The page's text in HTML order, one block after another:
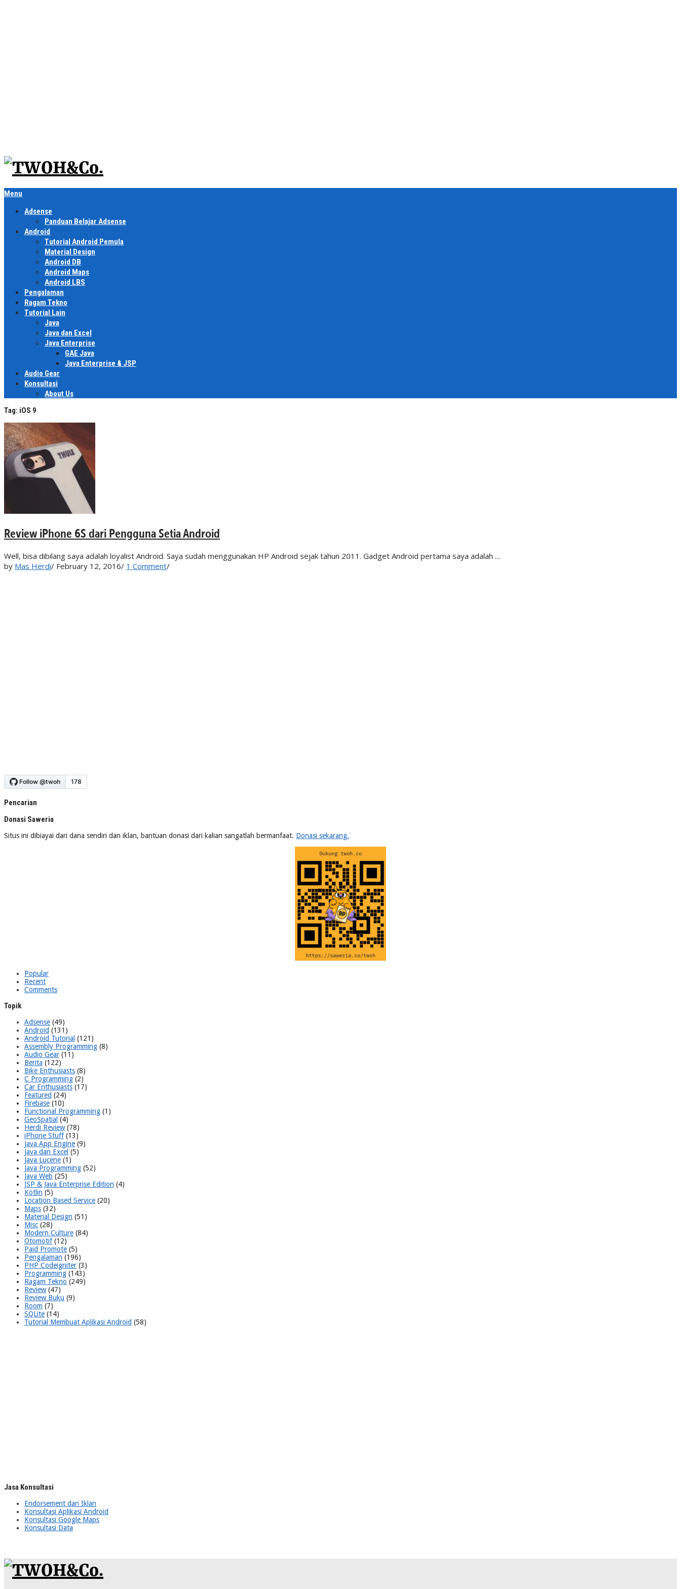
Menu
Adsense
Panduan Belajar Adsense
Android
Tutorial Android Pemula
Material Design
Android DB
Android Maps
Android LBS
Pengalaman
Ragam Tekno
Tutorial Lain
Java
Java dan Excel
Java Enterprise
GAE Java
Java Enterprise & JSP
Audio Gear
Konsultasi
About Us
Tag: iOS 9
Review iPhone 6S dari Pengguna Setia Android
Well, bisa dibilang saya adalah loyalist Android. Saya sudah menggunakan HP Android sejak tahun 2011. Gadget Android pertama saya adalah …
by Mas Herdi/ February 12, 2016/ 1 Comment/
Pencarian
Donasi Saweria
Situs ini dibiayai dari dana sendiri dan iklan, bantuan donasi dari kalian sangatlah bermanfaat. Donasi sekarang.
Popular
Recent
Comments
Topik
Adsense (49)
Android (131)
Android Tutorial (121)
Assembly Programming (8)
Audio Gear (11)
Berita (122)
Bike Enthusiasts (8)
C Programming (2)
Car Enthusiasts (17)
Featured (24)
Firebase (10)
Functional Programming (1)
GeoSpatial (4)
Herdi Review(78)
iPhone Stuff(13)
Java App Engine (9)
Java dan Excel (5)
Java Lucene (1)
Java Programming (52)
Java Web (25)
JSP & Java Enterprise Edition (4)
Kotlin (5)
Location Based Service (20)
Maps (32)
Material Design (51)
Misc (28)
Modern Culture (84)
Otomotif(12)
Paid Promote (5)
Pengalaman (196)
PHP Codeigniter (3)
Programming (143)
Ragam Tekno (249)
Review(47)
Review Buku (9)
Room (7)
SQLite (14)
Tutorial Membuat Aplikasi Android (58)
Jasa Konsultasi
Endorsement dan Iklan
Konsultasi Aplikasi Android
Konsultasi Google Maps
Konsultasi Data